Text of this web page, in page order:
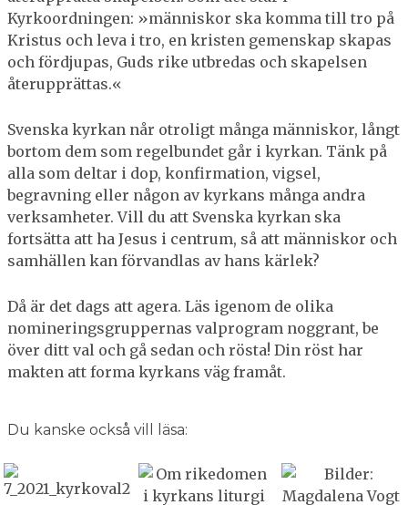
Kyrkoordningen: »människor ska komma till tro på
Kristus och leva i tro, en kristen gemenskap skapas
och fördjupas, Guds rike utbredas och skapelsen
återupprättas.«
Svenska kyrkan når otroligt många människor, långt
bortom dem som regelbundet går i kyrkan. Tänk på
alla som deltar i dop, konfirmation, vigsel,
begravning eller någon av kyrkans många andra
verksamheter. Vill du att Svenska kyrkan ska
fortsätta att ha Jesus i centrum, så att människor och
samhällen kan förvandlas av hans kärlek?
Då är det dags att agera. Läs igenom de olika
nomineringsgruppernas valprogram noggrant, be
över ditt val och gå sedan och rösta! Din röst har
makten att forma kyrkans väg framåt.
Du kanske också vill läsa: